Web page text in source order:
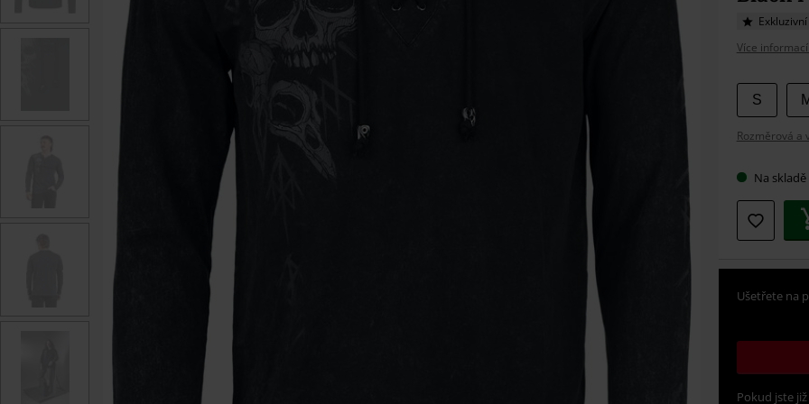
Exkluzivní
Více
si
S
Rozměrová a
Na skladě
Ušetřete na
Pokud jste